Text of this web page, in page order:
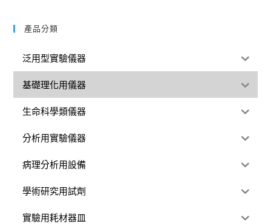
產品分類
泛用型實驗儀器
基礎理化用儀器
生命科學類儀器
分析用實驗儀器
病理分析用設備
學術研究用試劑
實驗用耗材器皿